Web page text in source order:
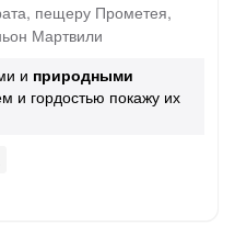
пещеру Прометея,
Мартвили
и природными
и гордостью покажу их